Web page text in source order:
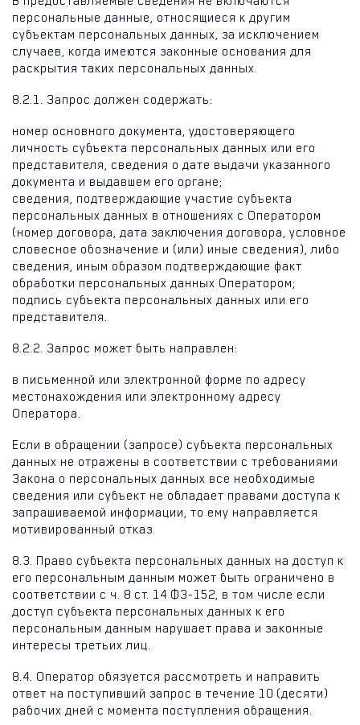
персональные данные, относящиеся к другим
субъектам персональных данных, за исключением
случаев, когда имеются законные основания для
раскрытия таких персональных данных.
8.2.1. Запрос должен содержать:
номер основного документа, удостоверяющего
личность субъекта персональных данных или его
представителя, сведения о дате выдачи указанного
документа и выдавшем его органе;
сведения, подтверждающие участие субъекта
персональных данных в отношениях с Оператором
(номер договора, дата заключения договора, условное
словесное обозначение и (или) иные сведения), либо
сведения, иным образом подтверждающие факт
обработки персональных данных Оператором;
подпись субъекта персональных данных или его
представителя.
8.2.2. Запрос может быть направлен:
в письменной или электронной форме по адресу
местонахождения или электронному адресу
Оператора.
Если в обращении (запросе) субъекта персональных
данных не отражены в соответствии с требованиями
Закона о персональных данных все необходимые
сведения или субъект не обладает правами доступа к
запрашиваемой информации, то ему направляется
мотивированный отказ.
8.3. Право субъекта персональных данных на доступ к
его персональным данным может быть ограничено в
соответствии с ч. 8 ст. 14 ФЗ-152, в том числе если
доступ субъекта персональных данных к его
персональным данным нарушает права и законные
интересы третьих лиц.
8.4. Оператор обязуется рассмотреть и направить
ответ на поступивший запрос в течение 10 (десяти)
рабочих дней с момента поступления обращения.